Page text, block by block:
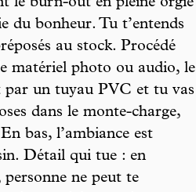
le burn-out en pleine orgie
du bonheur. Tu t’entends
au stock. Procédé
matériel photo ou audio, le
par un tuyau PVC et tu vas
dans le monte-charge,
bas, l’ambiance est
Détail qui tue : en
ne peut te